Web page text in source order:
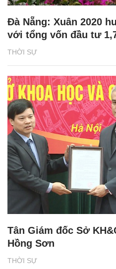
THỜI SỰ
Đà Nẵng: Xuân 2020
với tổng vốn đầu tư
THỜI SỰ
Tân Giám đốc Sở
Hồng Sơn